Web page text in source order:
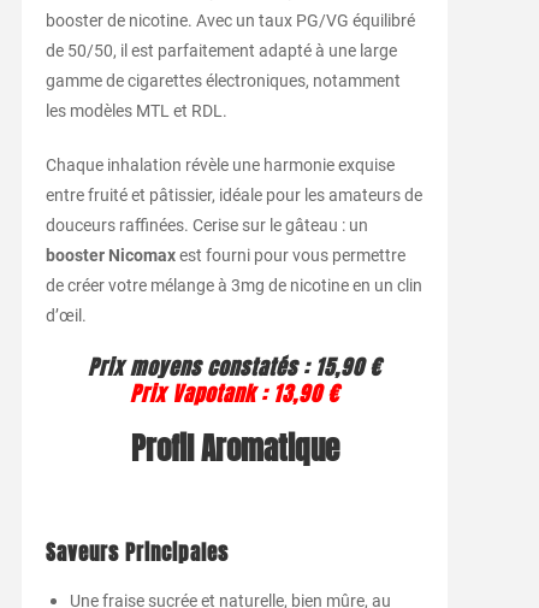
booster de nicotine. Avec un taux PG/VG équilibré
de 50/50, il est parfaitement adapté à une large
gamme de cigarettes électroniques, notamment
les modèles MTL et RDL.
Chaque inhalation révèle une harmonie exquise
entre fruité et pâtissier, idéale pour les amateurs de
douceurs raffinées. Cerise sur le gâteau : un
booster Nicomaxest fourni pour vous permettre
de créer votre mélange à 3mg de nicotine en un clin
d’œil.
Prix moyens constatés : 15,90 €
Prix Vapotank : 13,90 €
Profil Aromatique
Saveurs Principales
Une fraise sucrée et naturelle, bien mûre, au